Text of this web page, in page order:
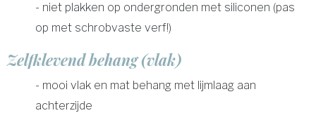
- niet plakken op ondergronden met siliconen (pas
op met schrobvaste verf!)
Zelfklevend behang (vlak)
- mooi vlak en mat behang met lijmlaag aan
achterzijde